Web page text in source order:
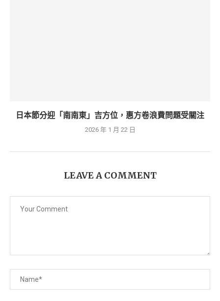
日本節分迎「南南東」吉方位，惠方卷浪費問題受關注
2026 年 1 月 22 日
LEAVE A COMMENT